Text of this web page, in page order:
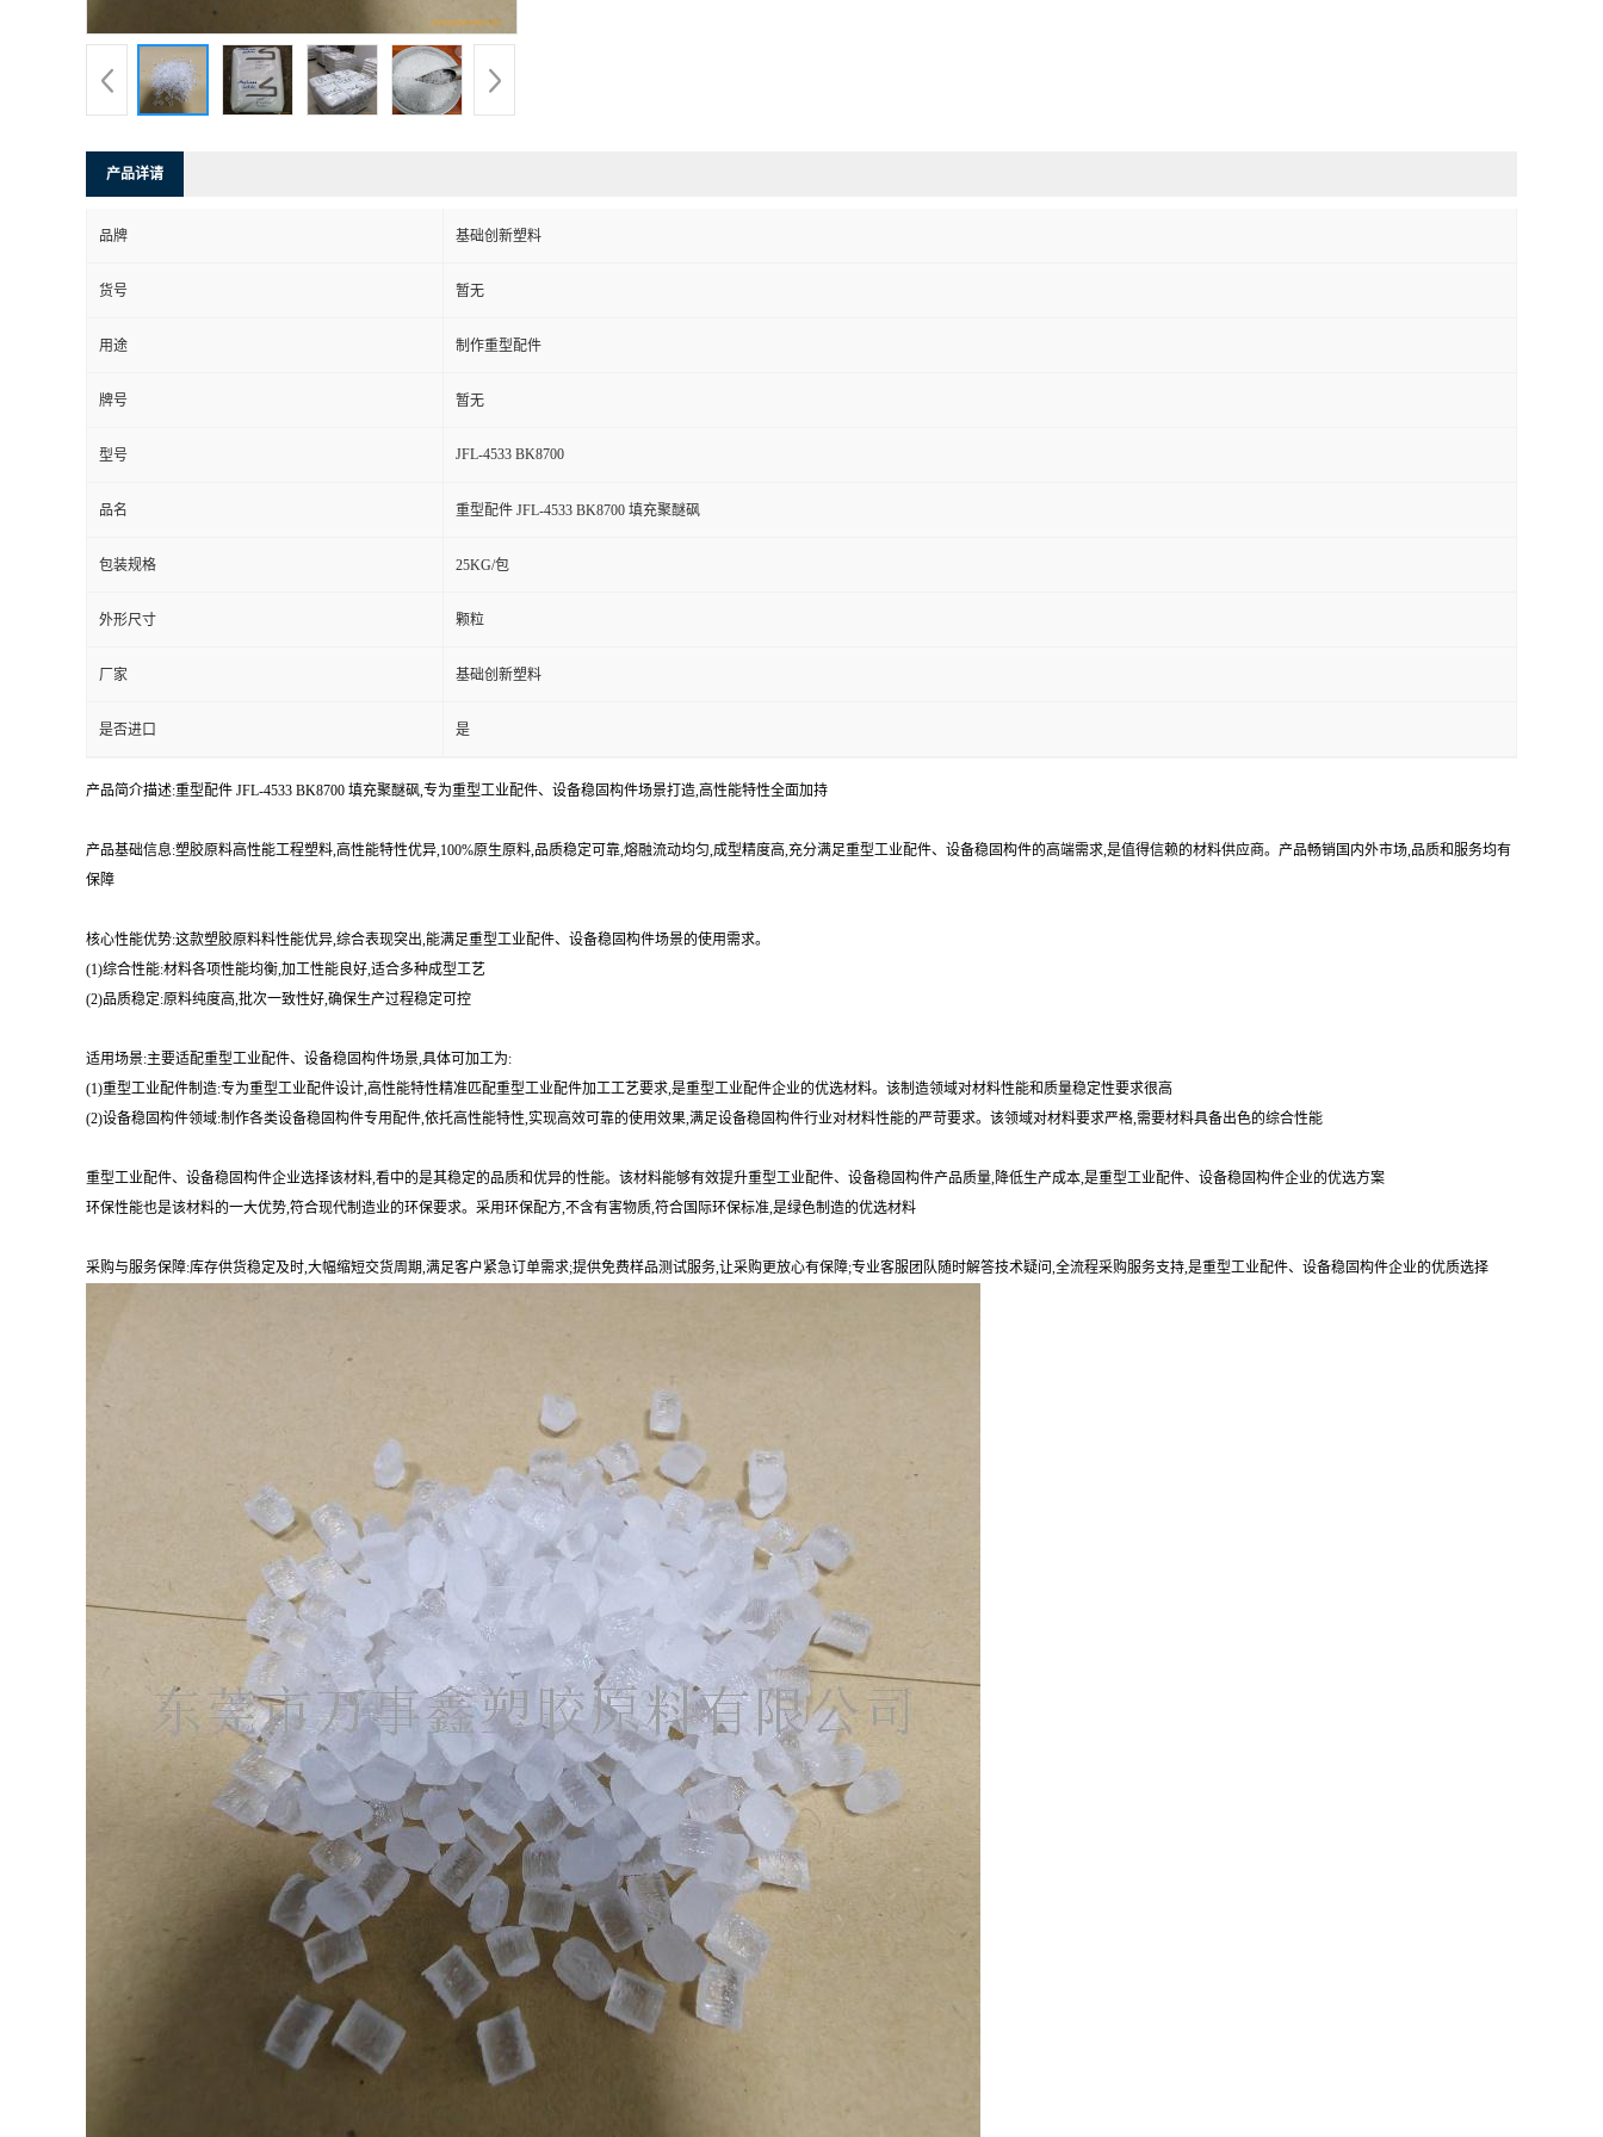
产品详请
品牌 基础创新塑料
货号 暂无
用途 制作重型配件
牌号 暂无
型号 JFL-4533 BK8700
品名 重型配件 JFL-4533 BK8700 填充聚醚砜
包装规格 25KG/包
外形尺寸 颗粒
厂家 基础创新塑料
是否进口 是
产品简介描述:重型配件 JFL-4533 BK8700 填充聚醚砜,专为重型工业配件、设备稳固构件场景打造,高性能特性全面加持
产品基础信息:塑胶原料高性能工程塑料,高性能特性优异,100%原生原料,品质稳定可靠,熔融流动均匀,成型精度高,充分满足重型工业配件、设备稳固构件的高端需求,是值得信赖的材料供应商。产品畅销国内外市场,品质和服务均有
保障
核心性能优势:这款塑胶原料料性能优异,综合表现突出,能满足重型工业配件、设备稳固构件场景的使用需求。
(1)综合性能:材料各项性能均衡,加工性能良好,适合多种成型工艺
(2)品质稳定:原料纯度高,批次一致性好,确保生产过程稳定可控
适用场景:主要适配重型工业配件、设备稳固构件场景,具体可加工为:
(1)重型工业配件制造:专为重型工业配件设计,高性能特性精准匹配重型工业配件加工工艺要求,是重型工业配件企业的优选材料。该制造领域对材料性能和质量稳定性要求很高
(2)设备稳固构件领域:制作各类设备稳固构件专用配件,依托高性能特性,实现高效可靠的使用效果,满足设备稳固构件行业对材料性能的严苛要求。该领域对材料要求严格,需要材料具备出色的综合性能
重型工业配件、设备稳固构件企业选择该材料,看中的是其稳定的品质和优异的性能。该材料能够有效提升重型工业配件、设备稳固构件产品质量,降低生产成本,是重型工业配件、设备稳固构件企业的优选方案
环保性能也是该材料的一大优势,符合现代制造业的环保要求。采用环保配方,不含有害物质,符合国际环保标准,是绿色制造的优选材料
采购与服务保障:库存供货稳定及时,大幅缩短交货周期,满足客户紧急订单需求;提供免费样品测试服务,让采购更放心有保障;专业客服团队随时解答技术疑问,全流程采购服务支持,是重型工业配件、设备稳固构件企业的优质选择